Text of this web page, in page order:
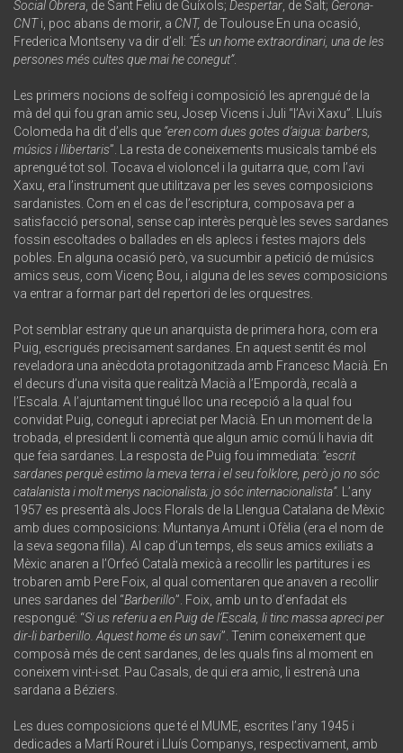
Social Obrera , de Sant Feliu de Guíxols; Despertar , de Salt; Gerona-
CNTi, poc abans de morir, a CNT, de Toulouse En una ocasió,
Frederica Montseny va dir d’ell: “És un home extraordinari, una de les
persones més cultes que mai he conegut”.
Les primers nocions de solfeig i composició les aprengué de la
mà del qui fou gran amic seu, Josep Vicens i Juli “l’Avi Xaxu”. Lluís
Colomeda ha dit d’ells que “eren com dues gotes d’aigua: barbers,
músics i llibertaris”. La resta de coneixements musicals també els
aprengué tot sol. Tocava el violoncel i la guitarra que, com l’avi
Xaxu, era l’instrument que utilitzava per les seves composicions
sardanistes. Com en el cas de l’escriptura, composava per a
satisfacció personal, sense cap interès perquè les seves sardanes
fossin escoltades o ballades en els aplecs i festes majors dels
pobles. En alguna ocasió però, va sucumbir a petició de músics
amics seus, com Vicenç Bou, i alguna de les seves composicions
va entrar a formar part del repertori de les orquestres.
Pot semblar estrany que un anarquista de primera hora, com era
Puig, escrigués precisament sardanes. En aquest sentit és mol
reveladora una anècdota protagonitzada amb Francesc Macià. En
el decurs d’una visita que realitzà Macià a l’Empordà, recalà a
l’Escala. A l’ajuntament tingué lloc una recepció a la qual fou
convidat Puig, conegut i apreciat per Macià. En un moment de la
trobada, el president li comentà que algun amic comú li havia dit
que feia sardanes. La resposta de Puig fou immediata: “escrit
sardanes perquè estimo la meva terra i el seu folklore, però jo no sóc
catalanista i molt menys nacionalista; jo sóc internacionalista”.
L’any
1957 es presentà als Jocs Florals de la Llengua Catalana de Mèxic
amb dues composicions: Muntanya Amunt i Ofèlia (era el nom de
la seva segona filla). Al cap d’un temps, els seus amics exiliats a
Mèxic anaren a l’Orfeó Català mexicà a recollir les partitures i es
trobaren amb Pere Foix, al qual comentaren que anaven a recollir
unes sardanes del “Barberillo”. Foix, amb un to d’enfadat els
respongué: “Si us referiu a en Puig de l’Escala, li tinc massa apreci per
dir-li barberillo. Aquest home és un savi”. Tenim coneixement que
composà més de cent sardanes, de les quals fins al moment en
coneixem vint-i-set. Pau Casals, de qui era amic, li estrenà una
sardana a Béziers.
Les dues composicions que té el MUME, escrites l’any 1945 i
dedicades a Martí Rouret i Lluís Companys, respectivament, amb